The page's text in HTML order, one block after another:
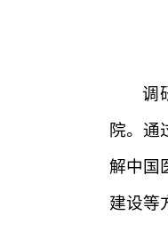
调
院。通
解中国
建设等